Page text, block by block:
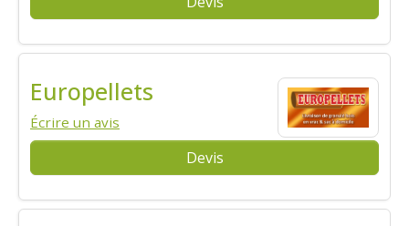
Europellets
Écrire un avis
Devis